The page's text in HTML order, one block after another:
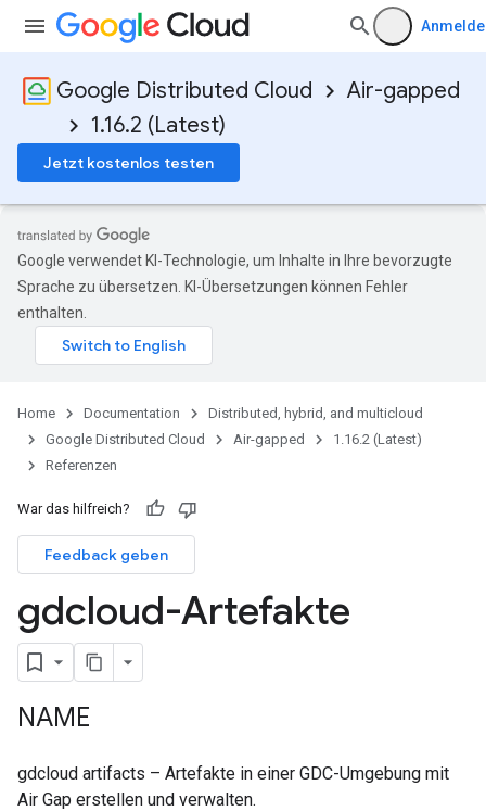
Google Distributed Cloud
Air-gapped
1.16.2 (Latest)
Jetzt kostenlos testen
Google verwendet KI-Technologie, um Inhalte in Ihre bevorzugte
Sprache zu übersetzen. KI-Übersetzungen können Fehler
enthalten.
Home Documentation
Distributed, hybrid, and multicloud
Google Distributed Cloud
Air-gapped
1.16.2 (Latest)
Referenzen
War das hilfreich?
Feedback geben
gdcloud-Artefakte
NAME
gdcloud artifacts – Artefakte in einer GDC-Umgebung mit
Air Gap erstellen und verwalten.